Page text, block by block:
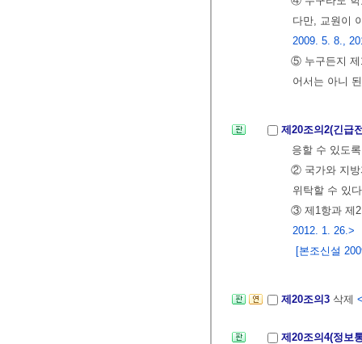
다만, 교원이
2009. 5. 8.,
⑤ 누구든지 제
어서는 아니
제20조의2(긴급
응할 수 있도
② 국가와 지방
위탁할 수 있
③ 제1항과 제2
2012. 1. 26.>
[본조신설
제20조의3 삭제
제20조의4(정보